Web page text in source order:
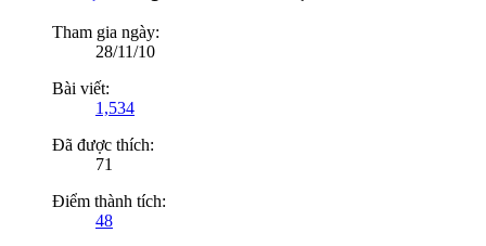
Tham gia ngày:
28/11/10
Bài viết:
1,534
Đã được thích:
71
Điểm thành tích:
48